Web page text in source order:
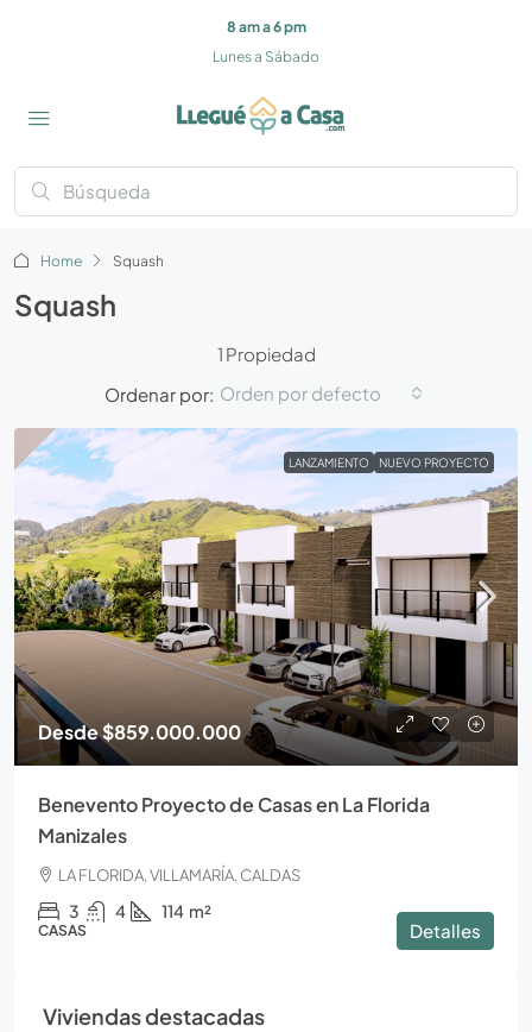
8 am a 6 pm
Lunes a Sábado
Home Squash
Squash
1 Propiedad
Ordenar por: Orden por defecto
LANZAMIENTO NUEVO PROYECTO
Desde$859.000.000
Benevento Proyecto de Casas en La Florida
Manizales
LA FLORIDA, VILLAMARÍA, CALDAS
3 4 114 m²
CASAS Detalles
Viviendas destacadas